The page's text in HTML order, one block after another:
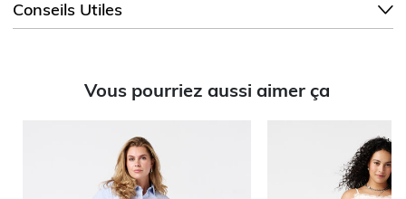
Conseils Utiles
Vous pourriez aussi aimer ça